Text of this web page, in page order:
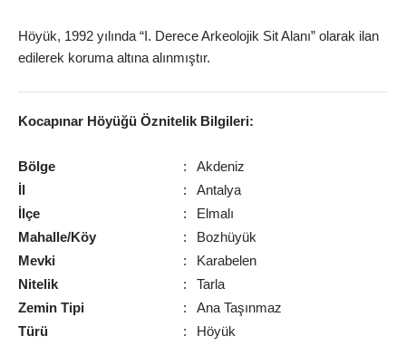
Höyük, 1992 yılında “I. Derece Arkeolojik Sit Alanı” olarak ilan
edilerek koruma altına alınmıştır.
Kocapınar Höyüğü Öznitelik Bilgileri:
Bölge :
Akdeniz
İl
:
Antalya
İlçe
:
Elmalı
Mahalle/Köy
:
Bozhüyük
Mevki
:
Karabelen
Nitelik
:
Tarla
Zemin Tipi
:
Ana Taşınmaz
Türü
:
Höyük